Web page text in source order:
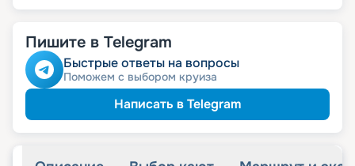
Пишите в Telegram
Быстрые ответы на вопросы
Поможем с выбором круиза
Написать в Telegram